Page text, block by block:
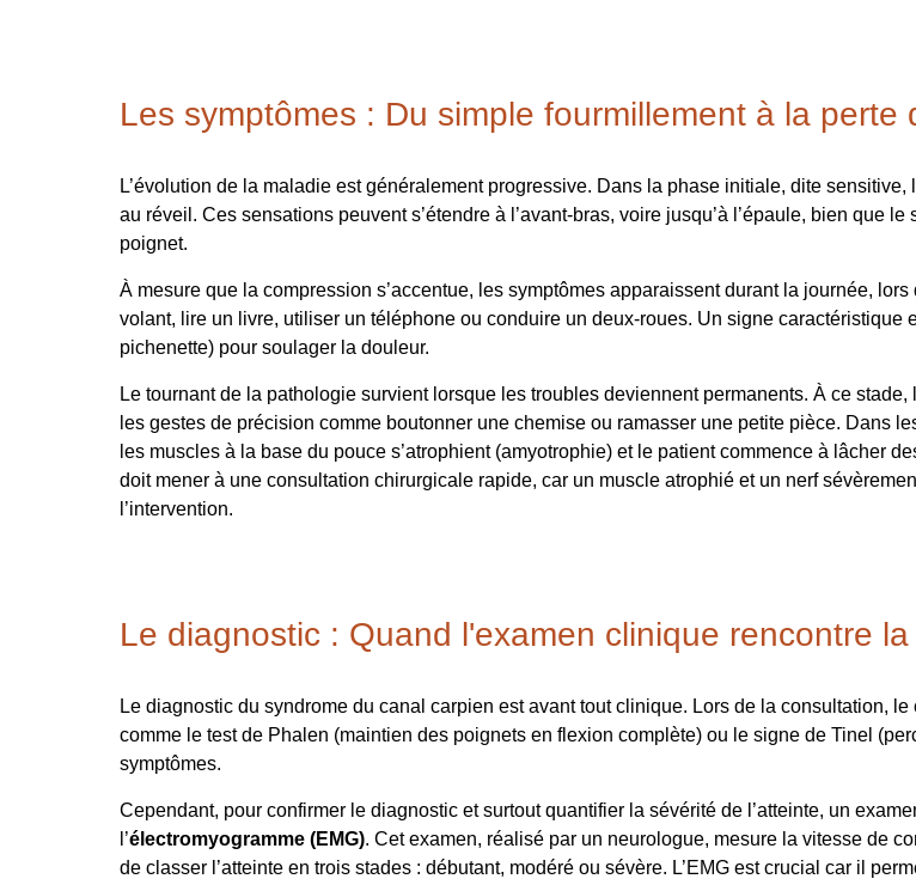
Les symptômes : Du simple fourmillement à la perte
L’évolution de la maladie est généralement progressive. Dans la phase initiale, dite
au réveil. Ces sensations peuvent s’étendre à l’avant-bras, voire jusqu’à l’épaule, bien que
poignet.
À mesure que la compression s’accentue, les symptômes apparaissent durant la journée,
volant, lire un livre, utiliser un téléphone ou conduire un deux-roues. Un signe caractéristique
pichenette) pour soulager la douleur.
Le tournant de la pathologie survient lorsque les troubles deviennent permanents. À ce
les gestes de précision comme boutonner une chemise ou ramasser une petite pièce. Dans
les muscles à la base du pouce s’atrophient (amyotrophie) et le patient commence à lâcher
doit mener à une consultation chirurgicale rapide, car un muscle atrophié et un nerf
l’intervention.
Le diagnostic : Quand l'examen clinique rencontre
Le diagnostic du syndrome du canal carpien est avant tout clinique. Lors de la consultation,
comme le test de Phalen (maintien des poignets en flexion complète) ou le signe de Tinel
symptômes.
Cependant, pour confirmer le diagnostic et surtout quantifier la sévérité de l’atteinte, un
l’électromyogramme (EMG). Cet examen, réalisé par un neurologue, mesure la vitesse de
de classer l’atteinte en trois stades : débutant, modéré ou sévère. L’EMG est crucial car il